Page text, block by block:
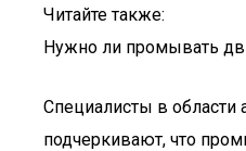
Читайте также:
Нужно ли промывать
Специалисты в области
подчеркивают, что